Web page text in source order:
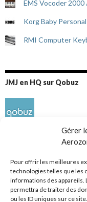
Gérer
Pour offrir les meilleures
technologies telles que les
informations des appareils.
permettra de traiter des
ou les ID uniques sur ce
EMS Vocoder
Korg Baby
RMI Computer
JMJ en HQ sur Qobuz
Réseaux sociaux